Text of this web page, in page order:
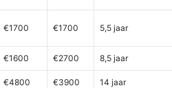
€1700 €1700 5,5 jaar
€1600 €2700 8,5 jaar
€4800 €3900 14 jaar